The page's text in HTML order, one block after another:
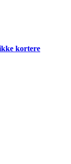
kortere